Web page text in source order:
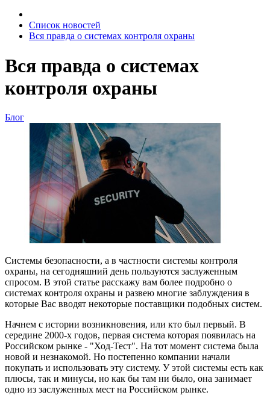
Список новостей
Вся правда о системах контроля охраны
Вся правда о системах
контроля охраны
Блог
Системы безопасности, а в частности системы контроля
охраны, на сегодняшний день пользуются заслуженным
спросом. В этой статье расскажу вам более подробно о
системах контроля охраны и развею многие заблуждения в
которые Вас вводят некоторые поставщики подобных систем.
Начнем с истории возникновения, или кто был первый. В
середине 2000-х годов, первая система которая появилась на
Российском рынке - "Ход-Тест". На тот момент система была
новой и незнакомой. Но постепенно компании начали
покупать и использовать эту систему. У этой системы есть как
плюсы, так и минусы, но как бы там ни было, она занимает
одно из заслуженных мест на Российском рынке.